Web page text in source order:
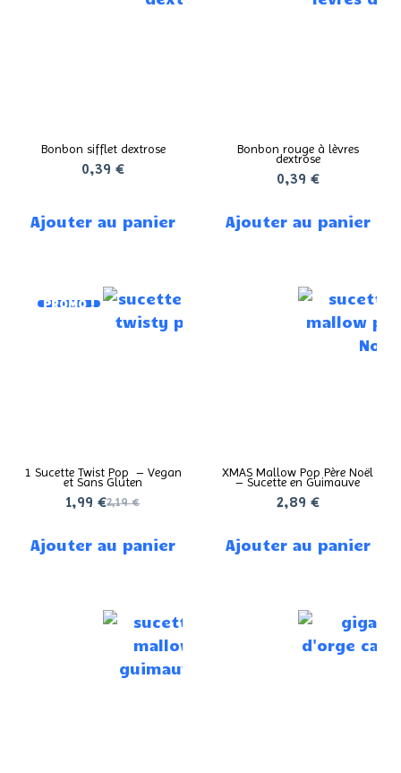
Bonbon sifflet dextrose
0,39€
Ajouter au panier
Bonbon rouge à lèvres
dextrose
0,39 €
Ajouter au panier
PROMO !
1 Sucette Twist Pop – Vegan
et Sans Gluten
2,19€
1,99€
Ajouter au panier
XMAS Mallow Pop Père Noël
– Sucette en Guimauve
2,89 €
Ajouter au panier